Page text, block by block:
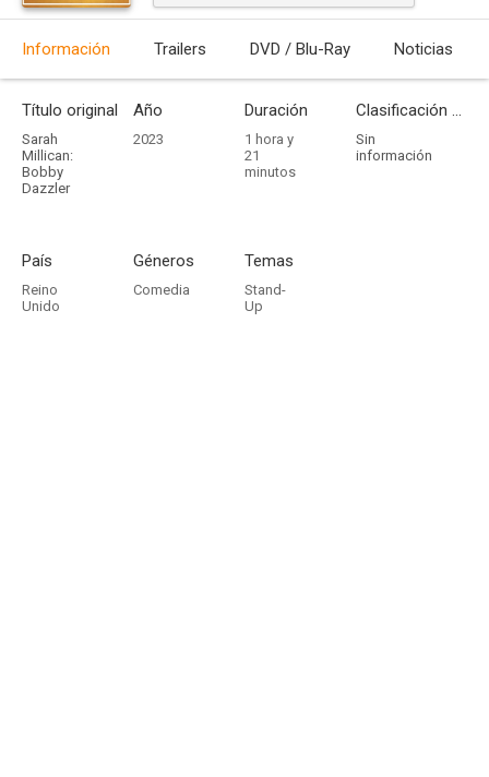
Información Trailers DVD / Blu-Ray Noticias
Título original
Sarah
Millican:
Bobby
Dazzler
Año
2023
Duración
1 hora y
21
minutos
Clasificación por edades
Sin
información
País
Reino
Unido
Géneros
Comedia
Temas
Stand-
Up